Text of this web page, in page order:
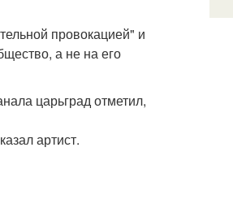
провокацией" и
а не на его
царьград отметил,
артист.